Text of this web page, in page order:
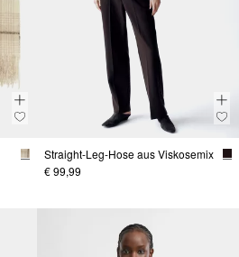
Straight-Leg-Hose aus Viskosemix
€ 99,99